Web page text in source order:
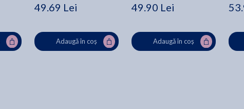
49.69 Lei
Adaugă în coș
49.90 Lei
Adaugă în coș